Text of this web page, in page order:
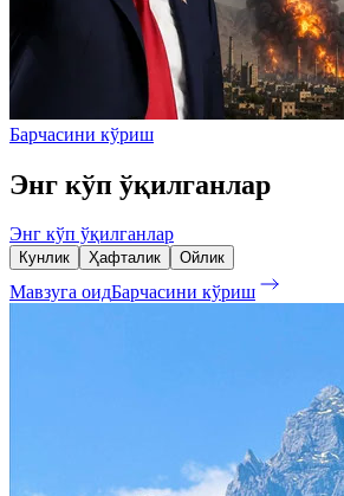
Барчасини кўриш
Энг кўп ўқилганлар
Энг кўп ўқилганлар
Кунлик Ҳафталик Ойлик
Мавзуга оидБарчасини кўриш